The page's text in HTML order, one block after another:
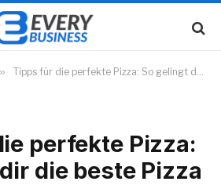
» Tipps für die perfekte Pizza: So gelingt dir die beste Pizza zuhause
perfekte Pizza:
die beste Pizza